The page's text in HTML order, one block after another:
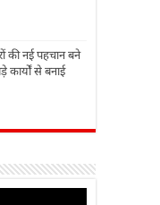
की नई पहचान बने
से बनाई